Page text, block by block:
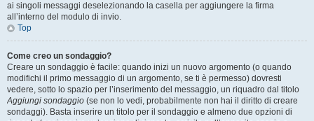
ai singoli messaggi deselezionando la casella per aggiungere la firma
all’interno del modulo di invio.
Top
Come creo un sondaggio?
Creare un sondaggio è facile: quando inizi un nuovo argomento (o quando
modifichi il primo messaggio di un argomento, se ti è permesso) dovresti
vedere, sotto lo spazio per l’inserimento del messaggio, un riquadro dal titolo
Aggiungi sondaggio (se non lo vedi, probabilmente non hai il diritto di creare
sondaggi). Basta inserire un titolo per il sondaggio e almeno due opzioni di